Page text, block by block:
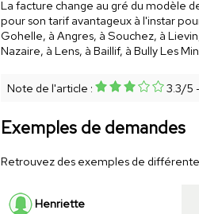
La facture change au gré du modèle
pour son tarif avantageux à l'instar
Gohelle, à Angres, à Souchez, à
Nazaire, à Lens, à Baillif, à Bully Les
Note de l'article : 3.3/5
Exemples de demandes
Retrouvez des exemples de
Henriette